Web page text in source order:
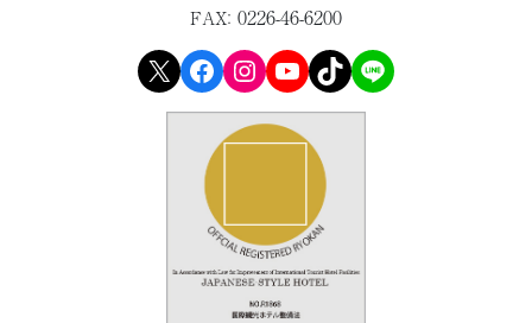
FAX： 0226-46-6200
X Facebook Instagram YouTube TikTok LINE